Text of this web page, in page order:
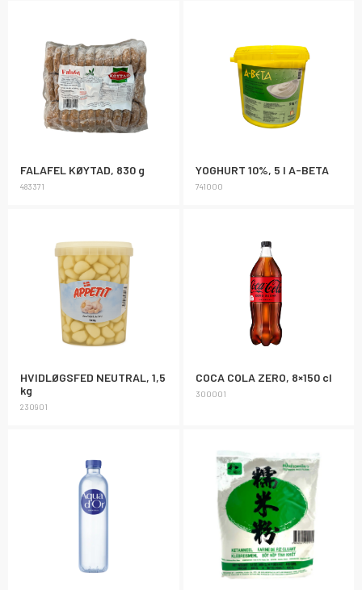
FALAFEL KØYTAD, 830 g
483371
YOGHURT 10%, 5 l A-BETA
741000
HVIDLØGSFED NEUTRAL, 1,5
kg
230901
COCA COLA ZERO, 8×150 cl
300001